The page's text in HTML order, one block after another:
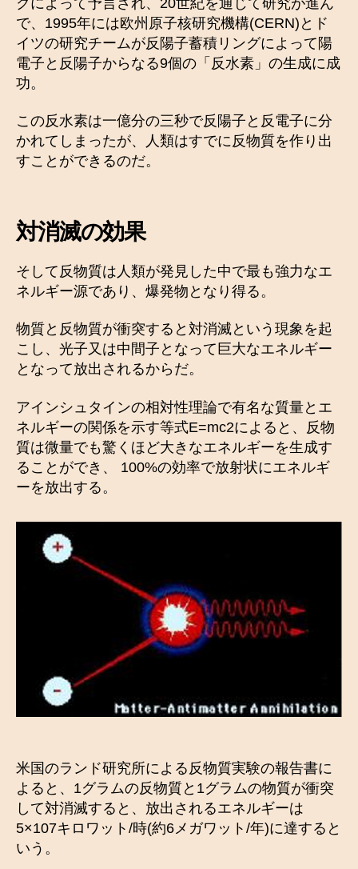
で、1995年には欧州原子核研究機構(CERN)とド
イツの研究チームが反陽子蓄積リングによって陽
電子と反陽子からなる9個の「反水素」の生成に成
功。
この反水素は一億分の三秒で反陽子と反電子に分
かれてしまったが、人類はすでに反物質を作り出
すことができるのだ。
対消滅の効果
そして反物質は人類が発見した中で最も強力なエ
ネルギー源であり、爆発物となり得る。
物質と反物質が衝突すると対消滅という現象を起
こし、光子又は中間子となって巨大なエネルギー
となって放出されるからだ。
アインシュタインの相対性理論で有名な質量とエ
ネルギーの関係を示す等式E=mc2によると、反物
質は微量でも驚くほど大きなエネルギーを生成す
ることができ、 100%の効率で放射状にエネルギ
ーを放出する。
米国のランド研究所による反物質実験の報告書に
よると、1グラムの反物質と1グラムの物質が衝突
して対消滅すると、放出されるエネルギーは
5×107キロワット/時(約6メガワット/年)に達すると
いう。